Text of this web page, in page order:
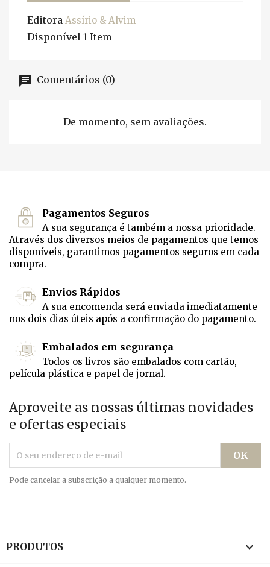
Editora Assírio & Alvim
Disponível 1 Item
Comentários (0)
De momento, sem avaliações.
Pagamentos Seguros
A sua segurança é também a nossa prioridade.
Através dos diversos meios de pagamentos que temos
disponíveis, garantimos pagamentos seguros em cada
compra.
Envios Rápidos
A sua encomenda será enviada imediatamente
nos dois dias úteis após a confirmação do pagamento.
Embalados em segurança
Todos os livros são embalados com cartão,
película plástica e papel de jornal.
Aproveite as nossas últimas novidades
e ofertas especiais
Pode cancelar a subscrição a qualquer momento.
PRODUTOS 